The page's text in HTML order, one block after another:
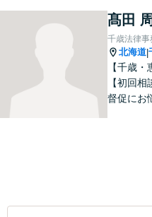
髙田
千歳法律事
北海道|
【千歳・
【初回
督促にお